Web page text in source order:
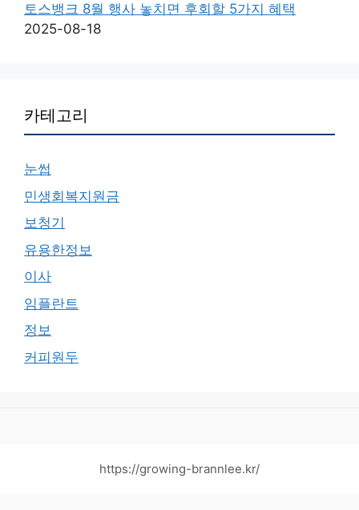
토스뱅크 8월 행사 놓치면 후회할 5가지 혜택
2025-08-18
카테고리
눈썹
민생회복지원금
보청기
유용한정보
이사
임플란트
정보
커피원두
https://growing-brannlee.kr/